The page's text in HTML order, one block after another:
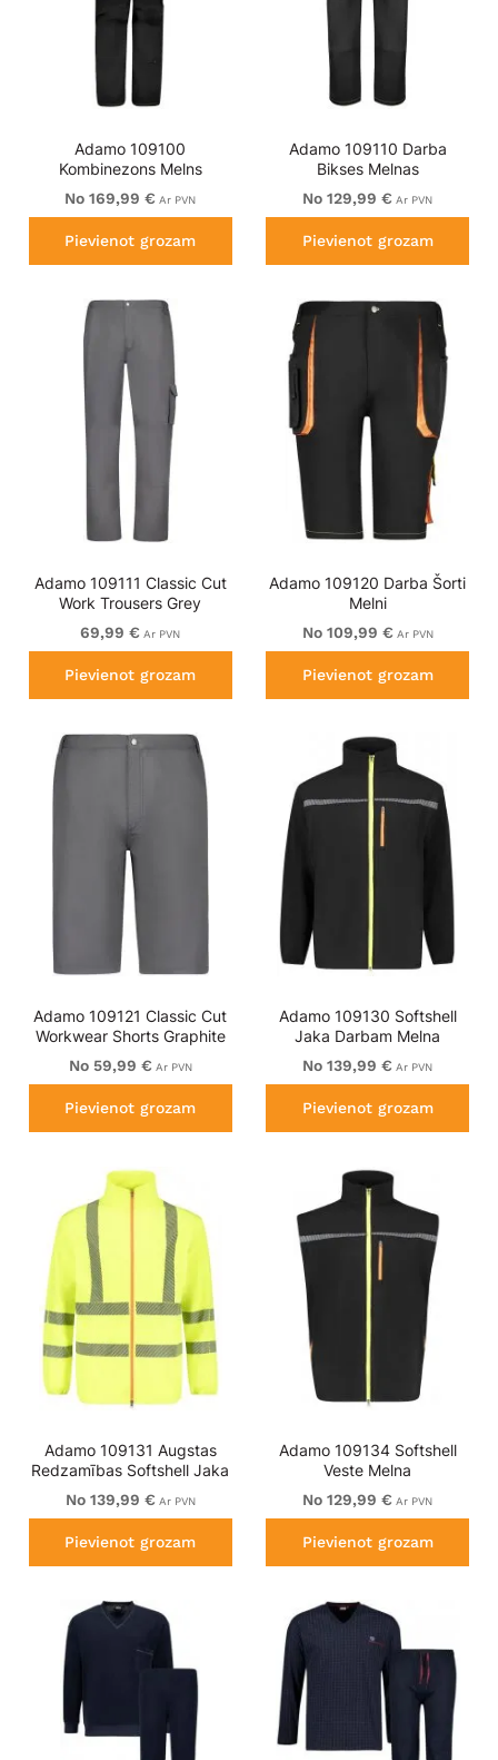
Adamo 109100
Kombinezons Melns
No 169,99 € Ar PVN
Pievienot grozam
Adamo 109110 Darba
Bikses Melnas
No 129,99 € Ar PVN
Pievienot grozam
Adamo 109111 Classic Cut
Work Trousers Grey
69,99 € Ar PVN
Pievienot grozam
Adamo 109120 Darba Šorti
Melni
No 109,99 € Ar PVN
Pievienot grozam
Adamo 109121 Classic Cut
Workwear Shorts Graphite
Grey
No 59,99 € Ar PVN
Pievienot grozam
Adamo 109130 Softshell
Jaka Darbam Melna
No 139,99 € Ar PVN
Pievienot grozam
Adamo 109131 Augstas
Redzamības Softshell Jaka
Dzeltena
No 139,99 € Ar PVN
Pievienot grozam
Adamo 109134 Softshell
Veste Melna
No 129,99 € Ar PVN
Pievienot grozam